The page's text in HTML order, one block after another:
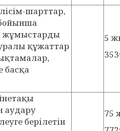
шарттар,
жұмыстарды
құжаттар
басқа
5
аудару
берілетін
75